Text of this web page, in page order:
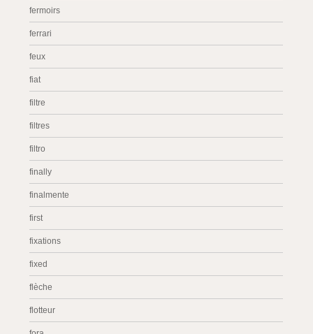
fermoirs
ferrari
feux
fiat
filtre
filtres
filtro
finally
finalmente
first
fixations
fixed
flèche
flotteur